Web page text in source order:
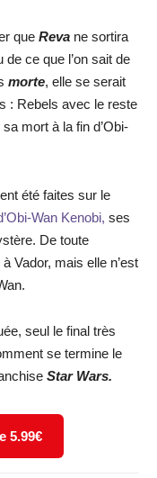
que Reva ne sortira
de ce que l’on sait de
morte, elle se serait
: Rebels avec le reste
mort à la fin d’Obi-
été faites sur le
Wan Kenobi, ses
De toute
Vador, mais elle n’est
seul le final très
se termine le
Star Wars.
5.99€